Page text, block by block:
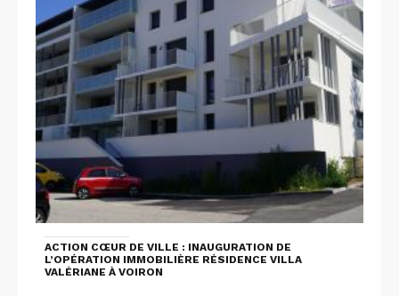
ACTION CŒUR DE VILLE : INAUGURATION DE
L’OPÉRATION IMMOBILIÈRE RÉSIDENCE VILLA
VALÉRIANE À VOIRON